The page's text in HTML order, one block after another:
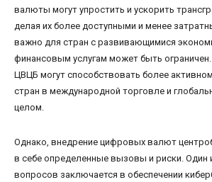
валюты могут упростить и ускорить
делая их более доступными и менее
важно для стран с развивающимися
финансовым услугам может быть
ЦВЦБ могут способствовать более
стран в международной торговле и
целом.
Однако, внедрение цифровых валют
в себе определенные вызовы и риски. Один
вопросов заключается в обеспечении